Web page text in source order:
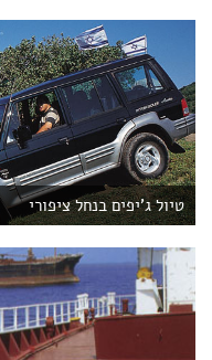
טיול ג'יפים בנחל ציפורי